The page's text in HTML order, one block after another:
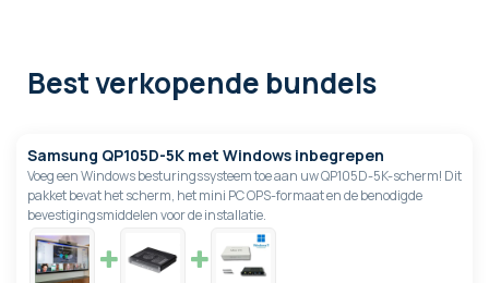
Best verkopende bundels
Samsung QP105D-5K met Windows inbegrepen
Voeg een Windows besturingssysteem toe aan uw QP105D-5K-scherm! Dit
pakket bevat het scherm, het mini PC OPS-formaat en de benodigde
bevestigingsmiddelen voor de installatie.